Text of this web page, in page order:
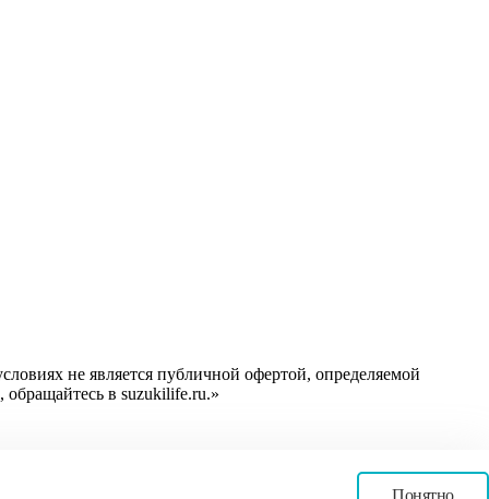
Понятно
не является публичной офертой, определяемой
в suzukilife.ru.»